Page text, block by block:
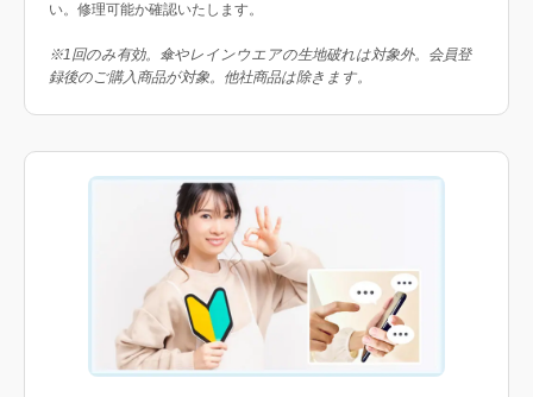
い。修理可能か確認いたします。
※1回のみ有効。傘やレインウエアの生地破れは対象外。会員登
録後のご購入商品が対象。他社商品は除きます。